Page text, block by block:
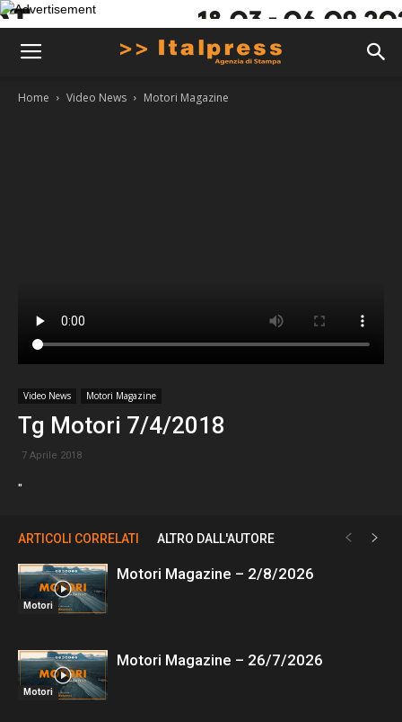
Home Video News Motori Magazine
Video News Motori Magazine
Tg Motori 7/4/2018
7 Aprile 2018
"
ARTICOLI CORRELATI ALTRO DALL'AUTORE
Motori
Motori Magazine – 2/8/2026
Motori
Motori Magazine – 26/7/2026